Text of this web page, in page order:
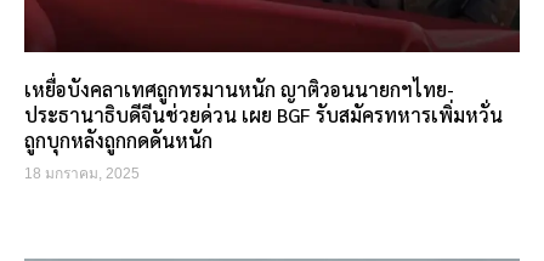
เหยื่อบังคลาเทศถูกทรมานหนัก ญาติวอนนายกฯไทย-
ประธานาธิบดีจีนช่วยด่วน เผย BGF รับสมัครทหารเพิ่มหวั่น
ถูกบุกหลังถูกกดดันหนัก
18 มกราคม, 2025